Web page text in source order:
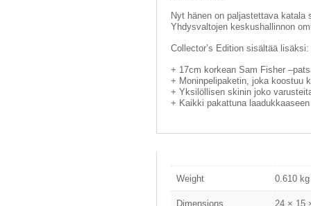
Nyt hänen on paljastettava katala
Yhdysvaltojen keskushallinnon
Collector’s Edition sisältää lisäksi:
+ 17cm korkean Sam Fisher
+ Moninpelipaketin, joka koostuu
+ Yksilöllisen skinin joko
+ Kaikki pakattuna
Weight 0.610 kg
Dimensions 24 × 15